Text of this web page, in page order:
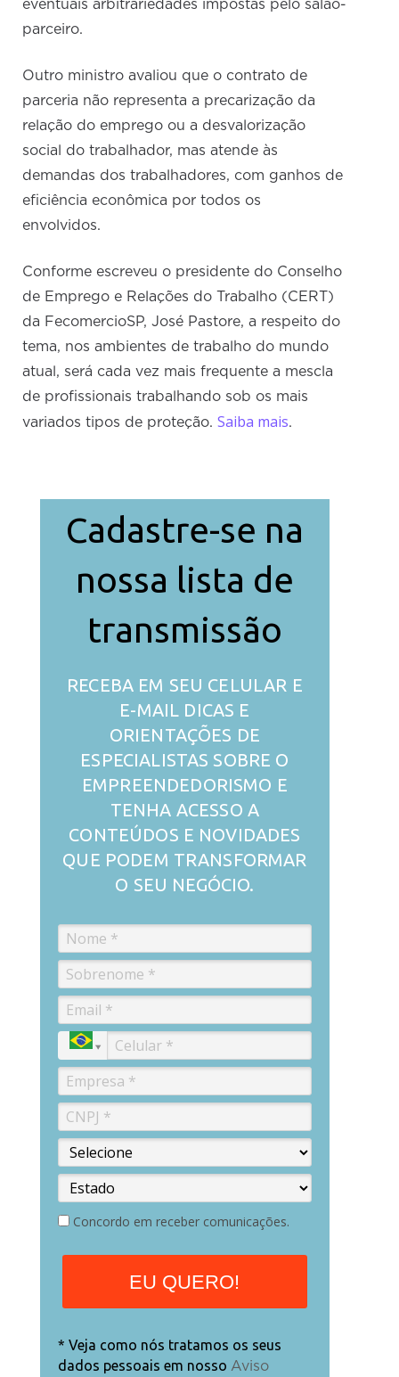
eventuais arbitrariedades impostas pelo salão-
parceiro.
Outro ministro avaliou que o contrato de
parceria não representa a precarização da
relação do emprego ou a desvalorização
social do trabalhador, mas atende às
demandas dos trabalhadores, com ganhos de
eficiência econômica por todos os
envolvidos.
Conforme escreveu o presidente do Conselho
de Emprego e Relações do Trabalho (CERT)
da FecomercioSP, José Pastore, a respeito do
tema, nos ambientes de trabalho do mundo
atual, será cada vez mais frequente a mescla
de profissionais trabalhando sob os mais
variados tipos de proteção.Saiba mais.
Cadastre-se na
nossa lista de
transmissão
RECEBA EM SEU CELULAR E
E-MAIL DICAS E
ORIENTAÇÕES DE
ESPECIALISTAS SOBRE O
EMPREENDEDORISMO E
TENHA ACESSO A
CONTEÚDOS E NOVIDADES
QUE PODEM TRANSFORMAR
O SEU NEGÓCIO.
Concordo em receber comunicações.
EU QUERO!
* Veja como nós tratamos os seus
dados pessoais em nosso Aviso